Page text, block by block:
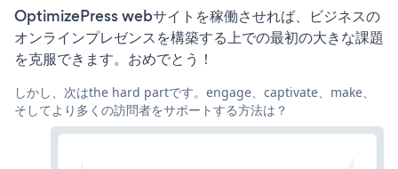
OptimizePress webサイトを稼働させれば、ビジネスの
オンラインプレゼンスを構築する上での最初の大きな課題
を克服できます。おめでとう！
しかし、次はthe hard partです。engage、captivate、make、
そしてより多くの訪問者をサポートする方法は？